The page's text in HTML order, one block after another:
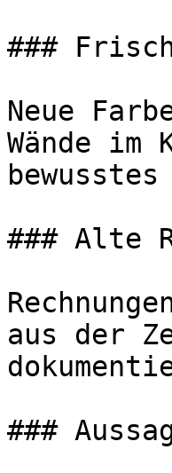
###
Neue
Wände
### Alte
aus der
###